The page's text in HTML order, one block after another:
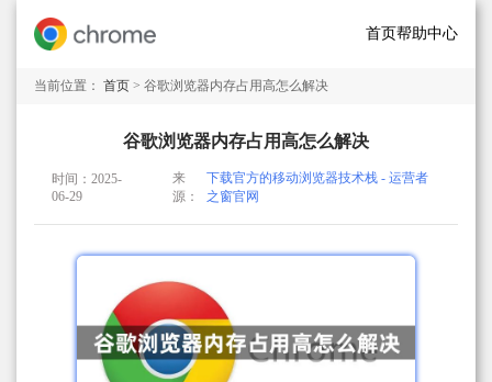
首页帮助中心
当前位置： 首页 > 谷歌浏览器内存占用高怎么解决
谷歌浏览器内存占用高怎么解决
时间：2025-
06-29
来
源：
下载官方的移动浏览器技术栈 - 运营者
之窗官网